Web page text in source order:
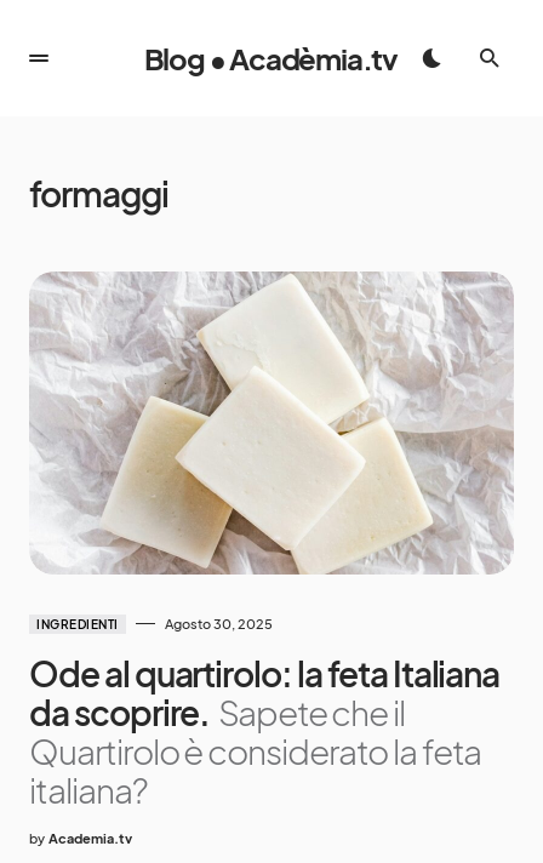
Blog • Acadèmia.tv
formaggi
INGREDIENTI Agosto 30, 2025
Ode al quartirolo: la feta Italiana
da scoprire. Sapete che il
Quartirolo è considerato la feta
italiana?
by Academia.tv